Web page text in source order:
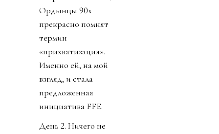
никому, конечно, не
Позже днем выяснилось,
что изначальный пакет в
20-30% будет отдан
синдикату, который
соберет брат мужа